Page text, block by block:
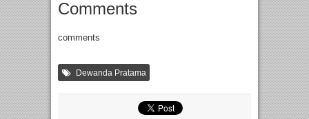
Comments
comments
Dewanda Pratama